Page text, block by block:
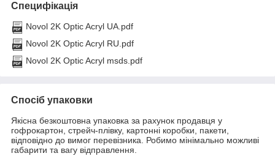
Специфікація
Novol 2K Optic Acryl UA.pdf
Novol 2K Optic Acryl RU.pdf
Novol 2K Optic Acryl msds.pdf
Спосіб упаковки
Якісна безкоштовна упаковка за рахунок продавця у
гофрокартон, стрейч-плівку, картонні коробки, пакети,
відповідно до вимог перевізника. Робимо мінімально можливі
габарити та вагу відправлення.